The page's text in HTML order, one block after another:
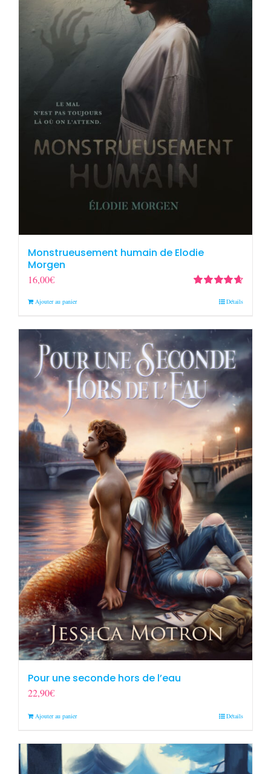
Monstrueusement humain de Elodie
Morgen
16,00€
Ajouter au panier Détails
Pour une seconde hors de l’eau
22,90€
Ajouter au panier Détails